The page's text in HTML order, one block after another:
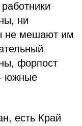
ни
не мешают им
форпост
южные
есть Край